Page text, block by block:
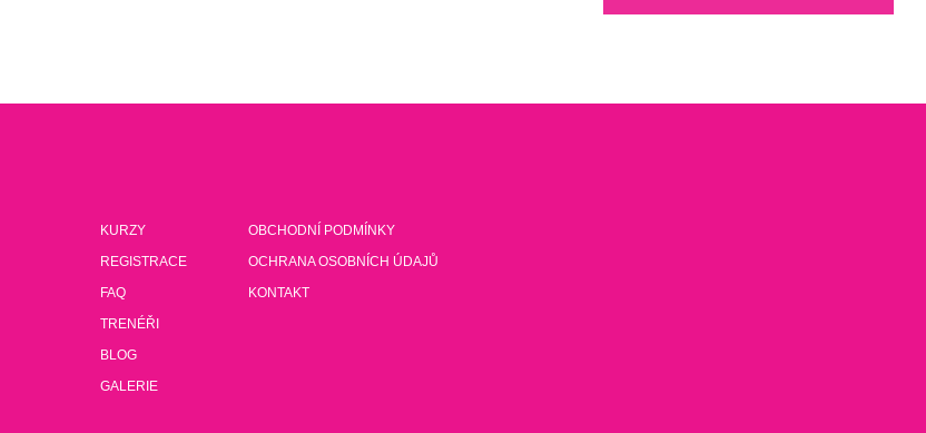
KURZY
REGISTRACE
FAQ
TRENÉŘI
BLOG
GALERIE
OBCHODNÍ PODMÍNKY
OCHRANA OSOBNÍCH ÚDAJŮ
KONTAKT